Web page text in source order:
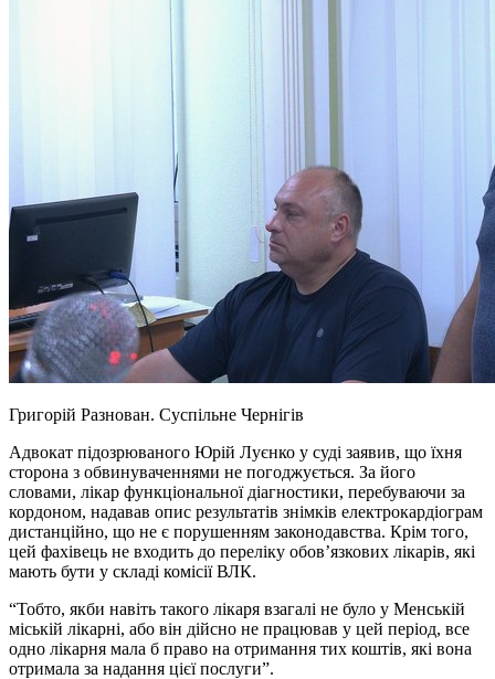
Григорій Разнован. Суспільне Чернігів
Адвокат підозрюваного Юрій Луєнко у суді заявив, що їхня
сторона з обвинуваченнями не погоджується. За його
словами, лікар функціональної діагностики, перебуваючи за
кордоном, надавав опис результатів знімків електрокардіограм
дистанційно, що не є порушенням законодавства. Крім того,
цей фахівець не входить до переліку обов’язкових лікарів, які
мають бути у складі комісії ВЛК.
“Тобто, якби навіть такого лікаря взагалі не було у Менській
міській лікарні, або він дійсно не працював у цей період, все
одно лікарня мала б право на отримання тих коштів, які вона
отримала за надання цієї послуги”.